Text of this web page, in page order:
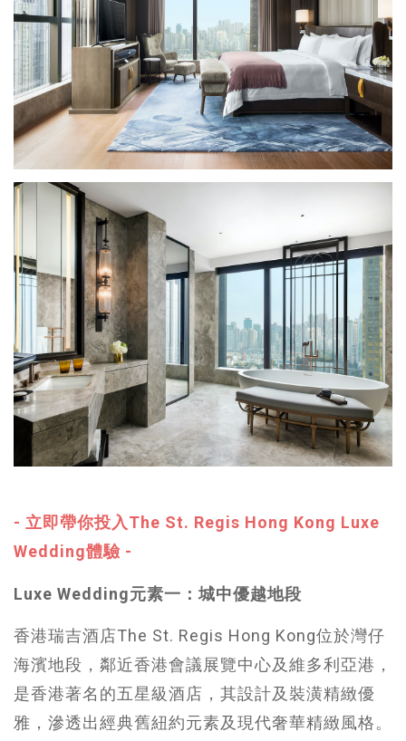
- 立即帶你投入The St. Regis Hong Kong Luxe
Wedding體驗 -
Luxe Wedding元素一：城中優越地段
香港瑞吉酒店The St. Regis Hong Kong位於灣仔
海濱地段，鄰近香港會議展覽中心及維多利亞港，
是香港著名的五星級酒店，其設計及裝潢精緻優
雅，滲透出經典舊紐約元素及現代奢華精緻風格。